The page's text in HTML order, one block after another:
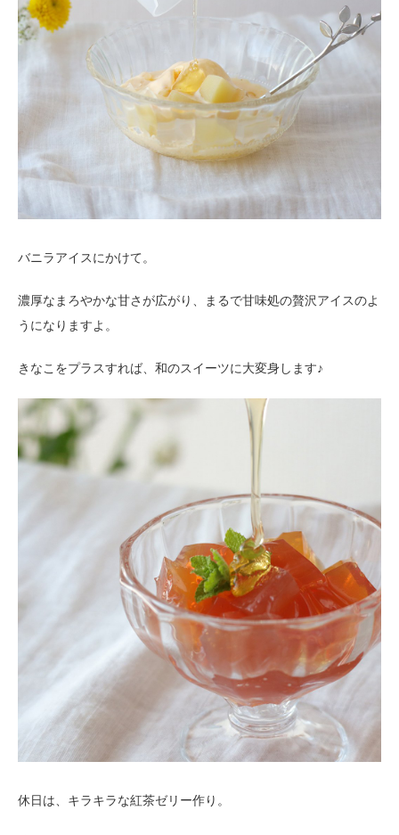
バニラアイスにかけて。
濃厚なまろやかな甘さが広がり、まるで甘味処の贅沢アイスのよ
うになりますよ。
きなこをプラスすれば、和のスイーツに大変身します♪
休日は、キラキラな紅茶ゼリー作り。